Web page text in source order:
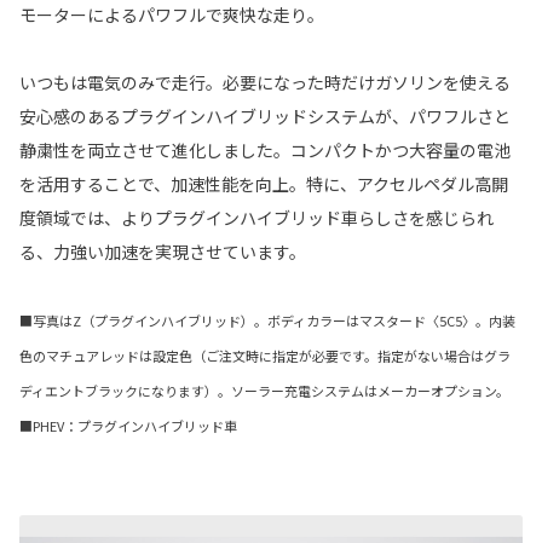
モーターによるパワフルで爽快な走り。
いつもは電気のみで走行。必要になった時だけガソリンを使える
安心感のあるプラグインハイブリッドシステムが、パワフルさと
静粛性を両立させて進化しました。コンパクトかつ大容量の電池
を活用することで、加速性能を向上。特に、アクセルペダル高開
度領域では、よりプラグインハイブリッド車らしさを感じられ
る、力強い加速を実現させています。
■写真はZ（プラグインハイブリッド）。ボディカラーはマスタード〈5C5〉。内装
色のマチュアレッドは設定色（ご注文時に指定が必要です。指定がない場合はグラ
ディエントブラックになります）。ソーラー充電システムはメーカーオプション。
■PHEV：プラグインハイブリッド車